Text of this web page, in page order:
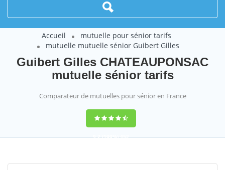
Accueil
mutuelle pour sénior tarifs
mutuelle mutuelle sénior Guibert Gilles
Guibert Gilles CHATEAUPONSAC
mutuelle sénior tarifs
Comparateur de mutuelles pour sénior en France
9,2(100%)452